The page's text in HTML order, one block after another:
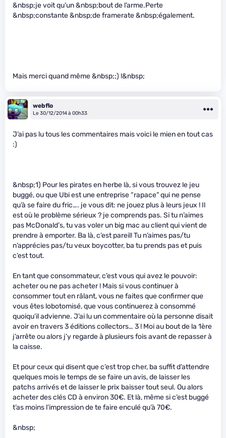
&nbsp;je voit qu’un &nbsp;bout de l’arme.Perte
&nbsp;constante &nbsp;de framerate &nbsp;également.
Mais merci quand même &nbsp;;) !&nbsp;
webflo
Le 30/12/2014 à 00h33
J’ai pas lu tous les commentaires mais voici le mien en tout cas
:)
&nbsp;1) Pour les pirates en herbe là, si vous trouvez le jeu
buggé, ou que Ubi est une entreprise “rapace” qui ne pense
qu’à se faire du fric…. je vous dit: ne jouez plus à leurs jeux ! Il
est où le problème sérieux ? je comprends pas. Si tu n’aimes
pas McDonald’s, tu vas voler un big mac au client qui vient de
prendre à emporter. Ba là, c’est pareil! Tu n’aimes pas/tu
n’apprécies pas/tu veux boycotter, ba tu prends pas et puis
c’est tout.
En tant que consommateur, c’est vous qui avez le pouvoir:
acheter ou ne pas acheter ! Mais si vous continuer à
consommer tout en râlant, vous ne faites que confirmer que
vous êtes lobotomisé, que vous continuerez à consommé
quoiqu’il advienne. J’ai lu un commentaire où la personne disait
avoir en travers 3 éditions collectors… 3 ! Moi au bout de la 1ère
j’arrête ou alors j’y regarde à plusieurs fois avant de repasser à
la caisse.
Et pour ceux qui disent que c’est trop cher, ba suffit d’attendre
quelques mois le temps de se faire un avis, de laisser les
patchs arrivés et de laisser le prix baisser tout seul. Ou alors
acheter des clés CD à environ 30€. Et là, même si c’est buggé
t’as moins l’impression de te faire enculé qu’à 70€.
&nbsp;